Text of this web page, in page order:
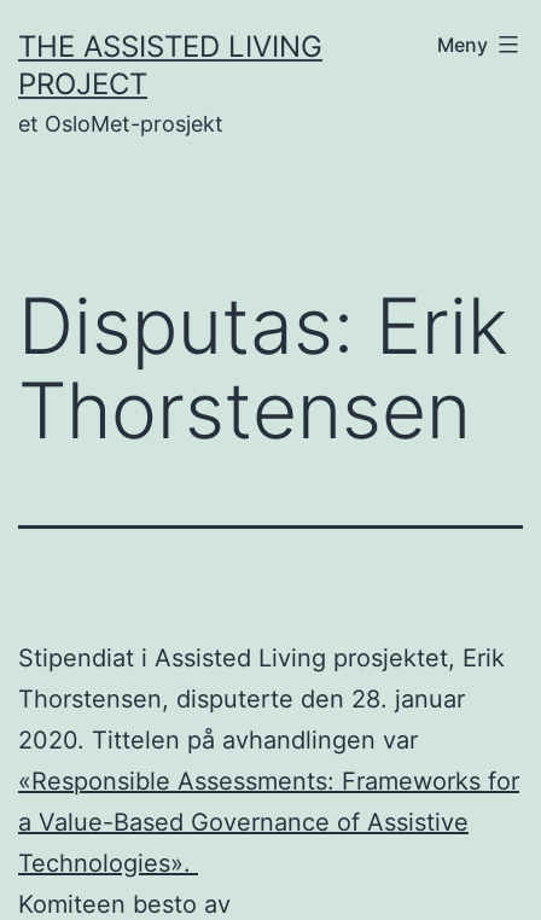
til
innhold
THE ASSISTED LIVING
PROJECT
et OsloMet-prosjekt
Meny
Disputas: Erik
Thorstensen
Stipendiat i Assisted Living prosjektet, Erik
Thorstensen, disputerte den 28. januar
2020. Tittelen på avhandlingen var
«Responsible Assessments: Frameworks for
a Value-Based Governance of Assistive
Technologies».
Komiteen besto av